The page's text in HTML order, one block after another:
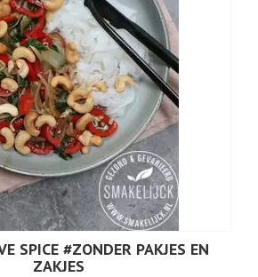
SPICE #ZONDER PAKJES EN
ZAKJES